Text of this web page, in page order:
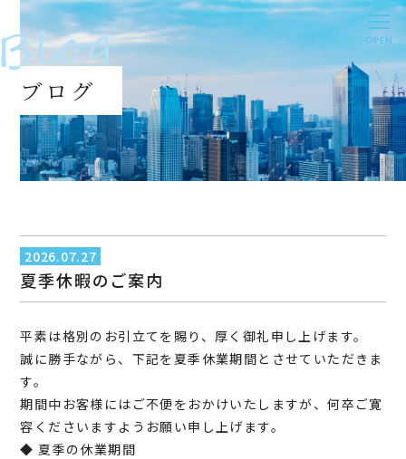
OPEN
ブログ
2026.07.27
夏季休暇のご案内
平素は格別のお引立てを賜り、厚く御礼申し上げます。
誠に勝手ながら、下記を夏季休業期間とさせていただきま
す。
期間中お客様にはご不便をおかけいたしますが、何卒ご寛
容くださいますようお願い申し上げます。
◆ 夏季の休業期間